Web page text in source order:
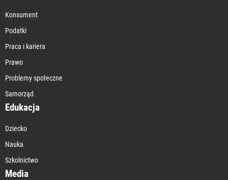
Konsument
Podatki
Praca i kariera
Prawo
Problemy społeczne
Samorząd
Edukacja
Dziecko
Nauka
Szkolnictwo
Media